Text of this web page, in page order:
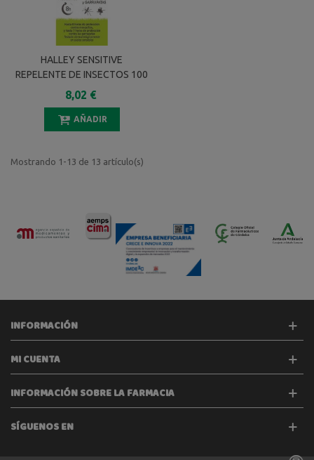
HALLEY SENSITIVE
REPELENTE DE INSECTOS 100
ML
8,02 €
AÑADIR
Mostrando 1-13 de 13 artículo(s)
INFORMACIÓN
MI CUENTA
INFORMACIÓN SOBRE LA FARMACIA
SÍGUENOS EN